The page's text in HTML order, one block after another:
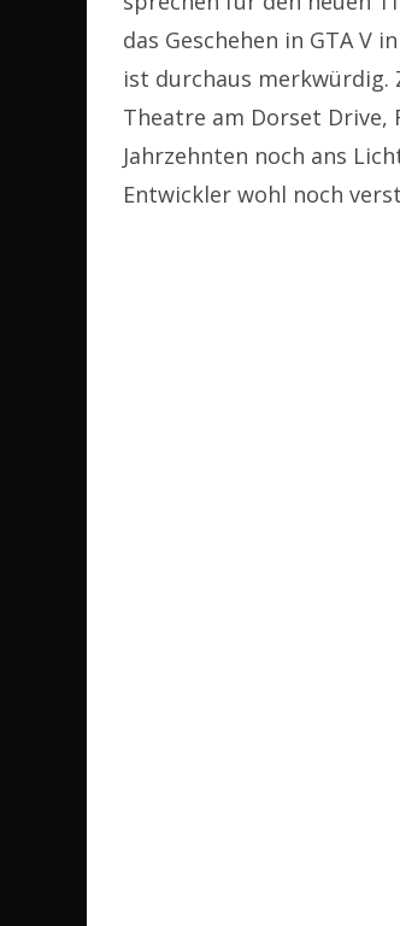
das Geschehen in GTA V
ist durchaus merkwürdig.
Theatre am Dorset Drive,
Jahrzehnten noch ans
Entwickler wohl noch